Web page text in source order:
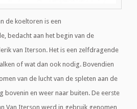
de koeltoren is een
bedacht aan het begin van de
van Iterson. Het is een zelfdragende
of wat dan ook nodig. Bovendien
van de lucht van de spleten aan de
bovenin en weer naar buiten. De eerste
Van Iterson werd in gebruik genomen